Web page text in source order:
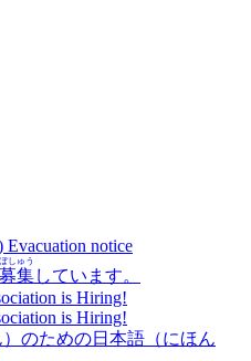
Evacuation notice
募集
ぼしゅう
しています。
is Hiring!
is Hiring!
）のための日本語（にほん